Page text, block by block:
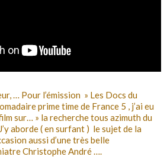
… Pour l’émission » Les Docs du
prime time de France 5 , j’ai eu
sur… » la recherche tous azimuth du
aborde ( en surfant ) le sujet de la
aussi d’une très belle
Christophe André ….